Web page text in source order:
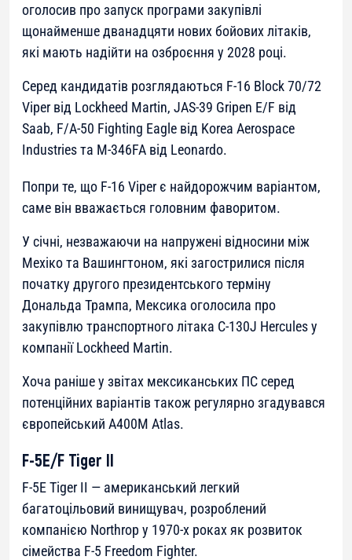
оголосив про запуск програми закупівлі
щонайменше дванадцяти нових бойових літаків,
які мають надійти на озброєння у 2028 році.
Серед кандидатів розглядаються F-16 Block 70/72
Viper від Lockheed Martin, JAS-39 Gripen E/F від
Saab, F/A-50 Fighting Eagle від Korea Aerospace
Industries та M-346FA від Leonardo.
Попри те, що F-16 Viper є найдорожчим варіантом,
саме він вважається головним фаворитом.
У січні, незважаючи на напружені відносини між
Мехіко та Вашингтоном, які загострилися після
початку другого президентського терміну
Дональда Трампа, Мексика оголосила про
закупівлю транспортного літака C-130J Hercules у
компанії Lockheed Martin.
Хоча раніше у звітах мексиканських ПС серед
потенційних варіантів також регулярно згадувався
європейський A400M Atlas.
F-5E/F Tiger II
F-5E Tiger II — американський легкий
багатоцільовий винищувач, розроблений
компанією Northrop у 1970-х роках як розвиток
сімейства F-5 Freedom Fighter.